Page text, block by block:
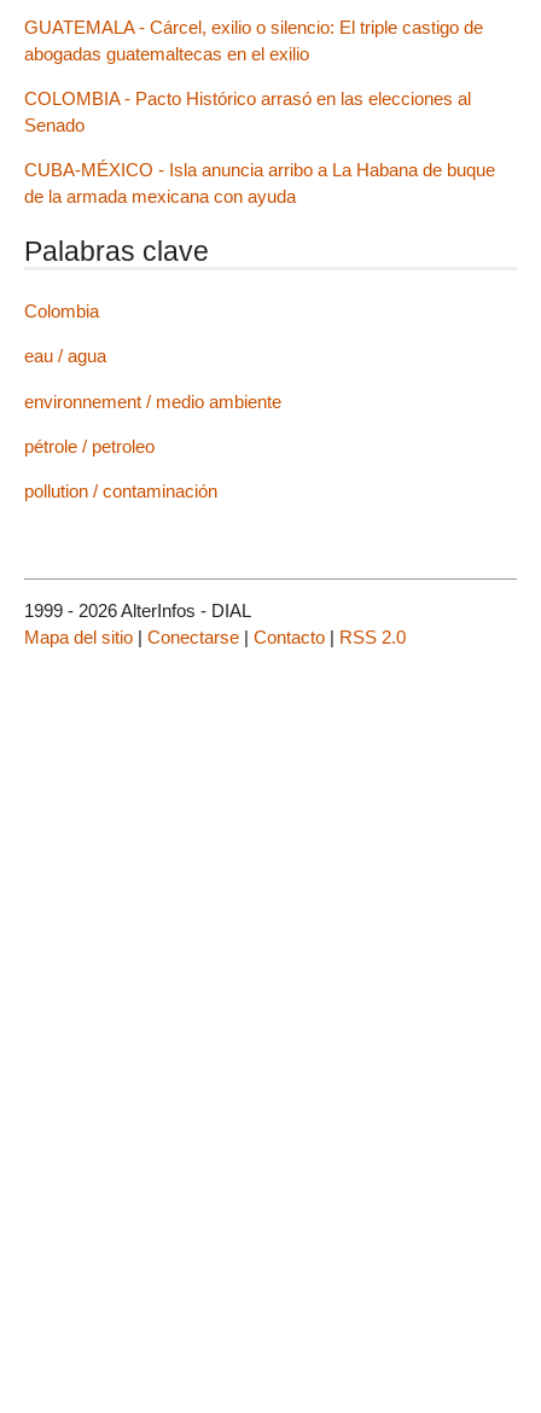
GUATEMALA - Cárcel, exilio o silencio: El triple castigo de
abogadas guatemaltecas en el exilio
COLOMBIA - Pacto Histórico arrasó en las elecciones al
Senado
CUBA-MÉXICO - Isla anuncia arribo a La Habana de buque
de la armada mexicana con ayuda
Palabras clave
Colombia
eau / agua
environnement / medio ambiente
pétrole / petroleo
pollution / contaminación
1999 - 2026 AlterInfos - DIAL
Mapa del sitio | Conectarse | Contacto | RSS 2.0